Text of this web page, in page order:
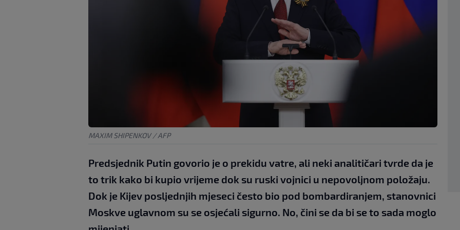
MAXIM SHIPENKOV / AFP
Predsjednik Putin govorio je o prekidu vatre, ali neki analitičari tvrde da je
to trik kako bi kupio vrijeme dok su ruski vojnici u nepovoljnom položaju.
Dok je Kijev posljednjih mjeseci često bio pod bombardiranjem, stanovnici
Moskve uglavnom su se osjećali sigurno. No, čini se da bi se to sada moglo